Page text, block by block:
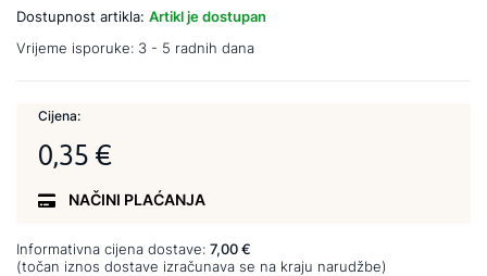
Dostupnost artikla: Artikl je dostupan
Vrijeme isporuke: 3 - 5 radnih dana
Cijena:
0,35 €
NAČINI PLAĆANJA
Informativna cijena dostave: 7,00 €
(točan iznos dostave izračunava se na kraju narudžbe)